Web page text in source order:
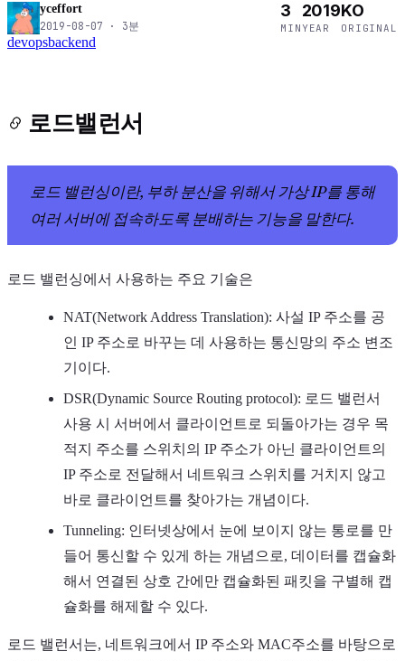
yceffort
2019-08-07 · 3분
3
MIN
2019
YEAR
KO
ORIGINAL
devopsbackend
로드밸런서
로드 밸런싱이란, 부하 분산을 위해서 가상 IP를 통해
여러 서버에 접속하도록 분배하는 기능을 말한다.
로드 밸런싱에서 사용하는 주요 기술은
NAT(Network Address Translation): 사설 IP 주소를 공
인 IP 주소로 바꾸는 데 사용하는 통신망의 주소 변조
기이다.
DSR(Dynamic Source Routing protocol): 로드 밸런서
사용 시 서버에서 클라이언트로 되돌아가는 경우 목
적지 주소를 스위치의 IP 주소가 아닌 클라이언트의
IP 주소로 전달해서 네트워크 스위치를 거치지 않고
바로 클라이언트를 찾아가는 개념이다.
Tunneling: 인터넷상에서 눈에 보이지 않는 통로를 만
들어 통신할 수 있게 하는 개념으로, 데이터를 캡슐화
해서 연결된 상호 간에만 캡슐화된 패킷을 구별해 캡
슐화를 해제할 수 있다.
로드 밸런서는, 네트워크에서 IP 주소와 MAC주소를 바탕으로